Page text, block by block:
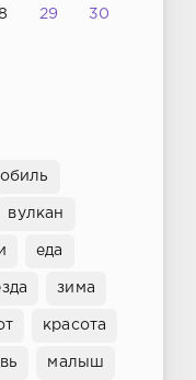
29 30
вулкан
еда
зима
красота
малыш